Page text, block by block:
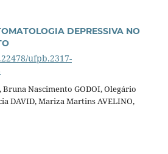
DEPRESSIVA NO
ufpb.2317-
Nascimento GODOI, Olegário
DAVID, Mariza Martins AVELINO,